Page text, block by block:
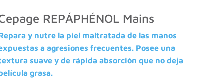
REPÁPHÉNOL Mains
y nutre la piel maltratada de las manos
a agresiones frecuentes. Posee una
suave y de rápida absorción que no deja
grasa.